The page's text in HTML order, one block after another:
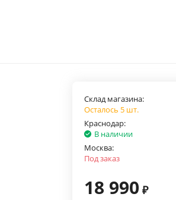
Склад магазина:
Осталось 5 шт.
Краснодар:
В наличии
Москва:
Под заказ
18 990 ₽